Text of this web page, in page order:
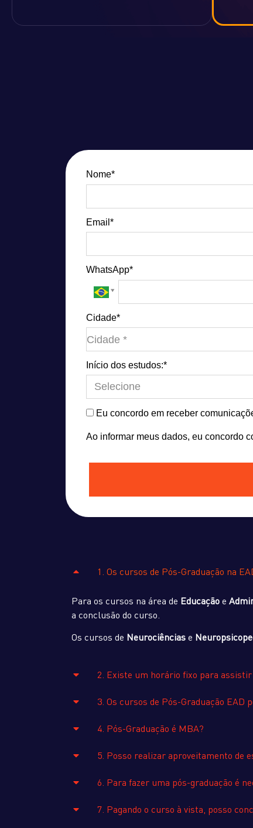
Nome*
Email*
WhatsApp*
Cidade*
Cidade *
Cidade*
Início dos estudos:*
Eu concordo em receber
Ao informar meus dados, eu concordo
1. Os cursos de Pós-Graduação na
Para os cursos na área de Educação e
a conclusão do curso.
Os cursos de Neurociências e
2. Existe um horário fixo para assistir
3. Os cursos de Pós-Graduação EAD
4. Pós-Graduação é MBA?
5. Posso realizar aproveitamento de
6. Para fazer uma pós-graduação é
7. Pagando o curso à vista, posso